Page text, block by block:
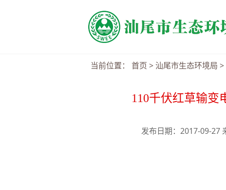
当前位置： 首页 > 汕尾市生态环境局 >
110千伏红草输变
发布日期：2017-09-27